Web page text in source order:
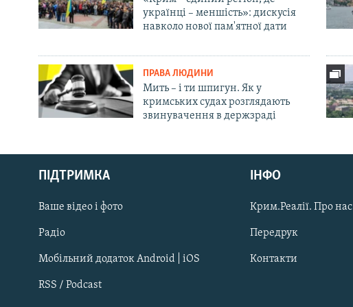
Русский
Qırımtatar
ДОЛУЧАЙСЯ!
українці – меншість»: дискусія
навколо нової пам'ятної дати
ПРАВА ЛЮДИНИ
Мить – і ти шпигун. Як у
кримських судах розглядають
звинувачення в держзраді
ПІДТРИМКА
Ваше відео і фото
Радіо
Мобільний додаток Android | iOS
RSS / Podcast
ІНФО
Крим.Реалії. Про нас
Передрук
Контакти